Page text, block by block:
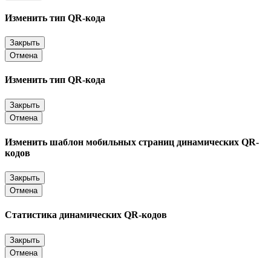
Изменить тип QR-кода
Закрыть
Отмена
Изменить тип QR-кода
Закрыть
Отмена
Изменить шаблон мобильных страниц динамических QR-
кодов
Закрыть
Отмена
Статистика динамических QR-кодов
Закрыть
Отмена